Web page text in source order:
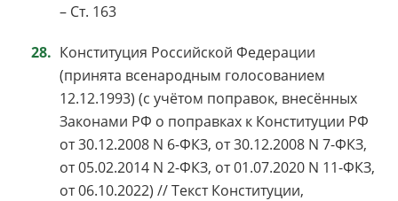
– Ст. 163
Конституция Российской Федерации
(принята всенародным голосованием
12.12.1993) (с учётом поправок, внесённых
Законами РФ о поправках к Конституции РФ
от 30.12.2008 N 6-ФКЗ, от 30.12.2008 N 7-ФКЗ,
от 05.02.2014 N 2-ФКЗ, от 01.07.2020 N 11-ФКЗ,
от 06.10.2022) // Текст Конституции,